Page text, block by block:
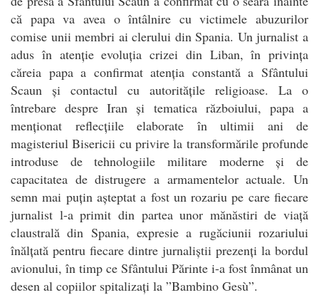
că papa va avea o întâlnire cu victimele abuzurilor
comise unii membri ai clerului din Spania. Un jurnalist a
adus în atenție evoluția crizei din Liban, în privința
căreia papa a confirmat atenția constantă a Sfântului
Scaun și contactul cu autoritățile religioase. La o
întrebare despre Iran și tematica războiului, papa a
menționat reflecțiile elaborate în ultimii ani de
magisteriul Bisericii cu privire la transformările profunde
introduse de tehnologiile militare moderne și de
capacitatea de distrugere a armamentelor actuale. Un
semn mai puțin așteptat a fost un rozariu pe care fiecare
jurnalist l-a primit din partea unor mănăstiri de viață
claustrală din Spania, expresie a rugăciunii rozariului
înălțată pentru fiecare dintre jurnaliștii prezenți la bordul
avionului, în timp ce Sfântului Părinte i-a fost înmânat un
desen al copiilor spitalizați la ”Bambino Gesù”.